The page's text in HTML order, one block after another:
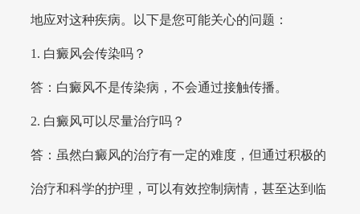
地应对这种疾病。以下是您可能关心的问题：
1. 白癜风会传染吗？
答：白癜风不是传染病，不会通过接触传播。
2. 白癜风可以尽量治疗吗？
答：虽然白癜风的治疗有一定的难度，但通过积极的
治疗和科学的护理，可以有效控制病情，甚至达到临